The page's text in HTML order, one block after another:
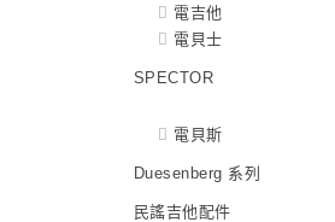
電吉他
電貝士
SPECTOR
電貝斯
Duesenberg 系列
民謠吉他配件